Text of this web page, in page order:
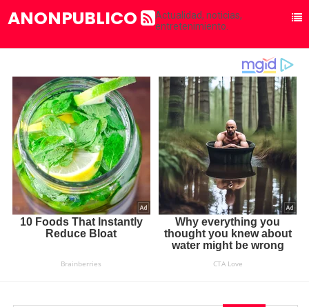
ANONPUBLICO
Actualidad, noticias,
entretenimiento.